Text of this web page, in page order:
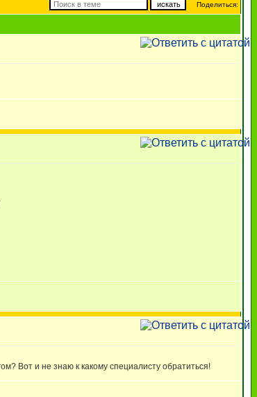
Поделиться:
Вот и не знаю к какому специалисту обратиться!